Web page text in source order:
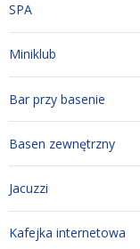
SPA
Miniklub
Bar przy basenie
Basen zewnętrzny
Jacuzzi
Kafejka internetowa